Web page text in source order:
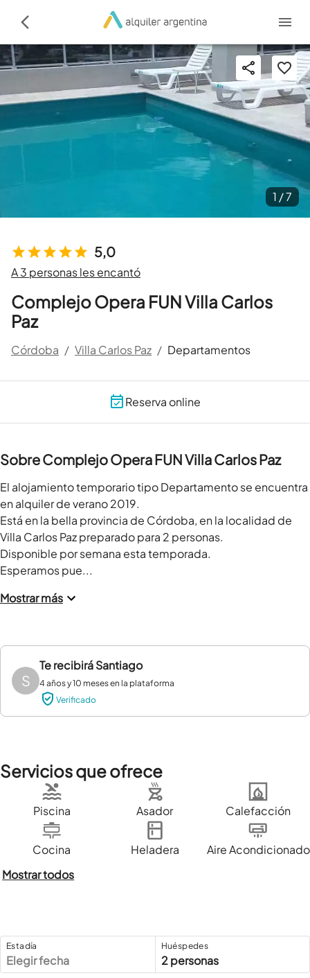
5,0
A 3 personas les encantó
Complejo Opera FUN Villa Carlos
Paz
Córdoba / Villa Carlos Paz / Departamentos
1 /7
Reserva online
Sobre Complejo Opera FUN Villa Carlos Paz
El alojamiento temporario tipo Departamento se encuentra
en alquiler de verano 2019.
Está en la bella provincia de Córdoba, en la localidad de
Villa Carlos Paz preparado para 2 personas.
Disponible por semana esta temporada.
Esperamos pue...
Mostrar más
S
Te recibiráSantiago
4 años y 10 meses en la plataforma
Verificado
Servicios que ofrece
Piscina Asador Calefacción
Cocina Heladera
Aire Acondicionado
Mostrar todos
Estadía
Elegir fecha
Huéspedes
2 personas